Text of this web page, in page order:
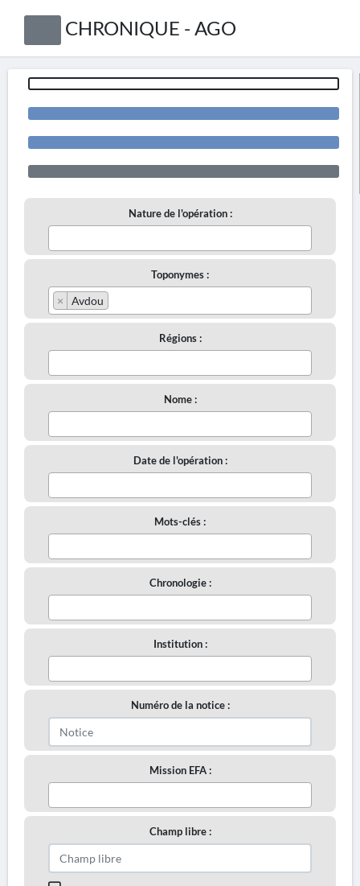
CHRONIQUE - AGO
Nature de l'opération :
Toponymes :
× Avdou
Régions :
Nome :
Date de l'opération :
Mots-clés :
Chronologie :
Institution :
Numéro de la notice :
Mission EFA :
Champ libre :